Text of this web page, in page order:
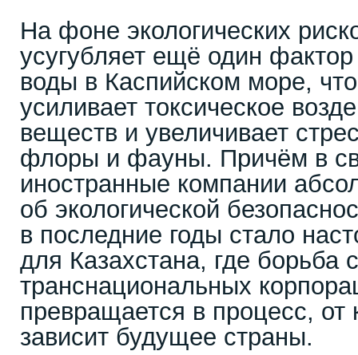
На фоне экологических
усугубляет ещё один
воды в Каспийском море,
усиливает токсическое
веществ и увеличивает
флоры и фауны. Причём в
иностранные компании
об экологической
в последние годы стало
для Казахстана, где борьба
транснациональных
превращается в процесс, от
зависит будущее страны.